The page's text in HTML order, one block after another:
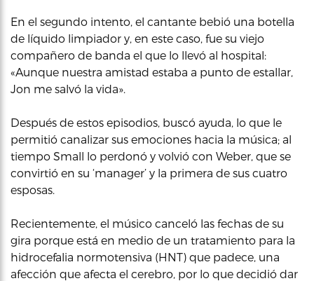
En el segundo intento, el cantante bebió una botella
de líquido limpiador y, en este caso, fue su viejo
compañero de banda el que lo llevó al hospital:
«Aunque nuestra amistad estaba a punto de estallar,
Jon me salvó la vida».
Después de estos episodios, buscó ayuda, lo que le
permitió canalizar sus emociones hacia la música; al
tiempo Small lo perdonó y volvió con Weber, que se
convirtió en su ‘manager’ y la primera de sus cuatro
esposas.
Recientemente, el músico canceló las fechas de su
gira porque está en medio de un tratamiento para la
hidrocefalia normotensiva (HNT) que padece, una
afección que afecta el cerebro, por lo que decidió dar